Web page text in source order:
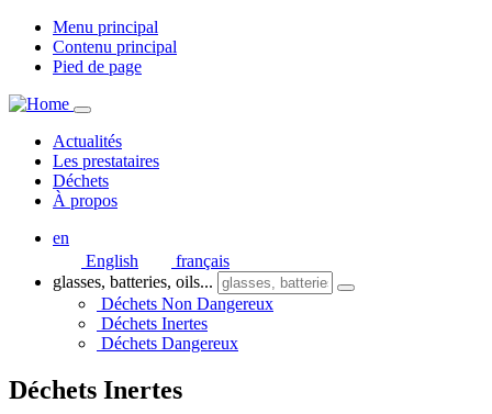
Menu principal
Contenu principal
Pied de page
Actualités
Les prestataires
Déchets
À propos
en
English
français
glasses, batteries, oils...
Déchets Non Dangereux
Déchets Inertes
Déchets Dangereux
Déchets Inertes